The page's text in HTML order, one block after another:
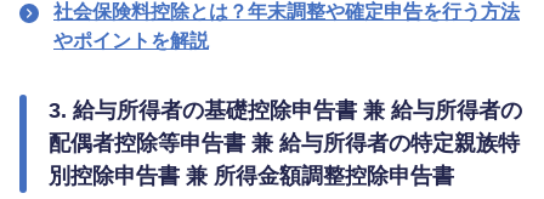
社会保険料控除とは？年末調整や確定申告を行う方法
やポイントを解説
3. 給与所得者の基礎控除申告書 兼 給与所得者の
配偶者控除等申告書 兼 給与所得者の特定親族特
別控除申告書 兼 所得金額調整控除申告書